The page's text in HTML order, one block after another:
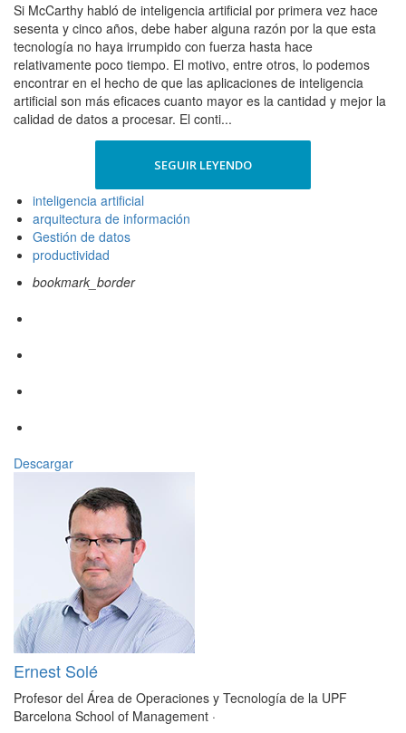
Si McCarthy habló de inteligencia artificial por primera vez hace
sesenta y cinco años, debe haber alguna razón por la que esta
tecnología no haya irrumpido con fuerza hasta hace
relativamente poco tiempo. El motivo, entre otros, lo podemos
encontrar en el hecho de que las aplicaciones de inteligencia
artificial son más eficaces cuanto mayor es la cantidad y mejor la
calidad de datos a procesar. El conti...
SEGUIR LEYENDO
inteligencia artificial
arquitectura de información
Gestión de datos
productividad
bookmark_border
Descargar
Ernest Solé
Profesor del Área de Operaciones y Tecnología de la UPF
Barcelona School of Management ·